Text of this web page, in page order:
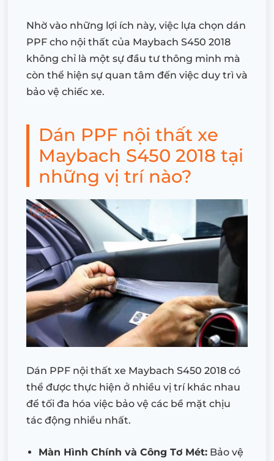
Nhờ vào những lợi ích này, việc lựa chọn dán
PPF cho nội thất của Maybach S450 2018
không chỉ là một sự đầu tư thông minh mà
còn thể hiện sự quan tâm đến việc duy trì và
bảo vệ chiếc xe.
Dán PPF nội thất xe
Maybach S450 2018 tại
những vị trí nào?
Dán PPF nội thất xe Maybach S450 2018 có
thể được thực hiện ở nhiều vị trí khác nhau
để tối đa hóa việc bảo vệ các bề mặt chịu
tác động nhiều nhất.
Màn Hình Chính và Công Tơ Mét: Bảo vệ